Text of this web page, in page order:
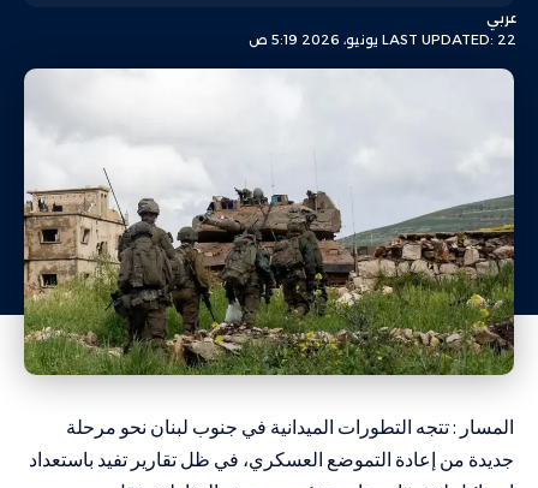
LAST UPDATED: 22 يونيو، 2026 5:19 ص
عربي
المسار : تتجه التطورات الميدانية في جنوب لبنان نحو مرحلة
جديدة من إعادة التموضع العسكري، في ظل تقارير تفيد باستعداد